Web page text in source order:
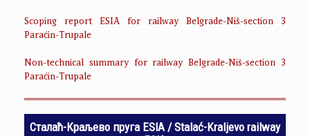
Scoping report ESIA for railway Belgrade-Niš-section 3
Paraćin-Trupale
Non-technical summary for railway Belgrade-Niš-section 3
Paraćin-Trupale
Сталаћ-Краљево пруга ESIA / Stalać-Kraljevo railway